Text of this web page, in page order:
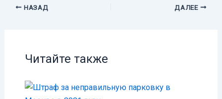
НАЗАД ДАЛЕЕ
Читайте также